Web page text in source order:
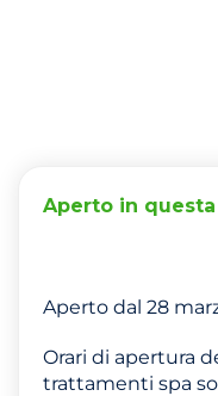
Aperto in
Aperto dal 28
Orari di apertura
trattamenti spa